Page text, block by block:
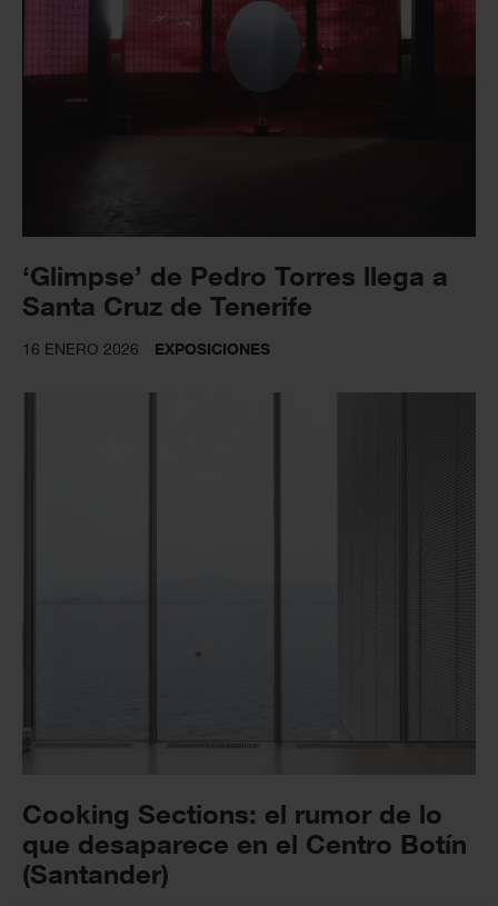
‘Glimpse’ de Pedro Torres llega a
Santa Cruz de Tenerife
16 ENERO 2026 EXPOSICIONES
Cooking Sections: el rumor de lo
que desaparece en el Centro Botín
(Santander)